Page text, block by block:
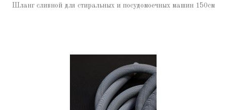
Шланг сливной для стиральных и посудомоечных машин 150см